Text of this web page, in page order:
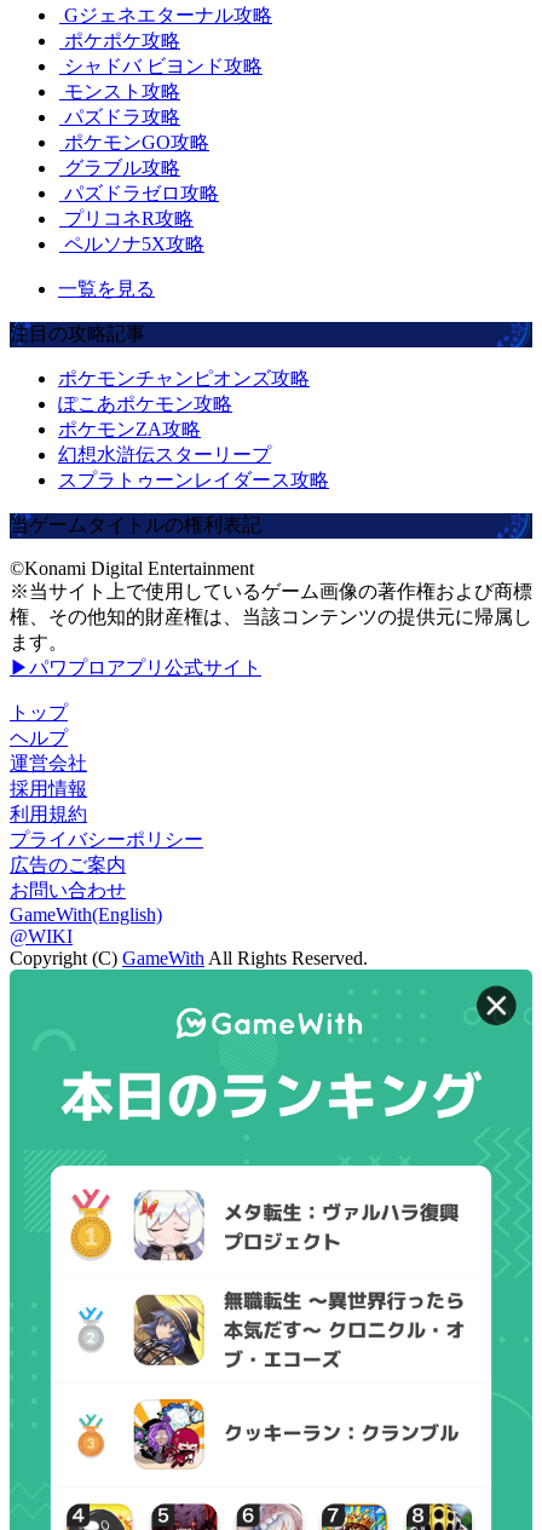
Gジェネエターナル攻略
ポケポケ攻略
シャドバ ビヨンド攻略
モンスト攻略
パズドラ攻略
ポケモンGO攻略
グラブル攻略
パズドラゼロ攻略
プリコネR攻略
ペルソナ5X攻略
一覧を見る
注目の攻略記事
ポケモンチャンピオンズ攻略
ぽこあポケモン攻略
ポケモンZA攻略
幻想水滸伝スターリープ
スプラトゥーンレイダース攻略
当ゲームタイトルの権利表記
©Konami Digital Entertainment
※当サイト上で使用しているゲーム画像の著作権および商標
権、その他知的財産権は、当該コンテンツの提供元に帰属し
ます。
▶パワプロアプリ公式サイト
トップ
ヘルプ
運営会社
採用情報
利用規約
プライバシーポリシー
広告のご案内
お問い合わせ
GameWith(English)
@WIKI
Copyright (C) GameWith All Rights Reserved.